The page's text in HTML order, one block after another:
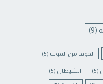
(9)
الخوف من الموت (5)
(5) الشيطان (5)